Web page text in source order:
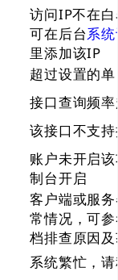
访问IP不在
可在后台系
里添加该IP
超过设置的
接口查询频
该接口不支
账户未开启
制台开启
客户端或服
常情况，可
档排查原因
系统繁忙，